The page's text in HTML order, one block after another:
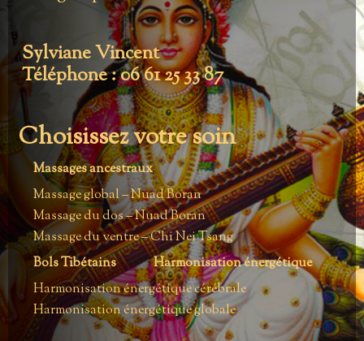
Sylviane Vincent
Téléphone : 06 61 25 33 87
Choisissez votre soin
Massages ancestraux
Massage global – Nuad Boran
Massage du dos – Nuad Boran
Massage du ventre – Chi Nei Tsang
Bols Tibétains
Harmonisation énergétique
Harmonisation énergétique cérébrale
Harmonisation énergétique globale